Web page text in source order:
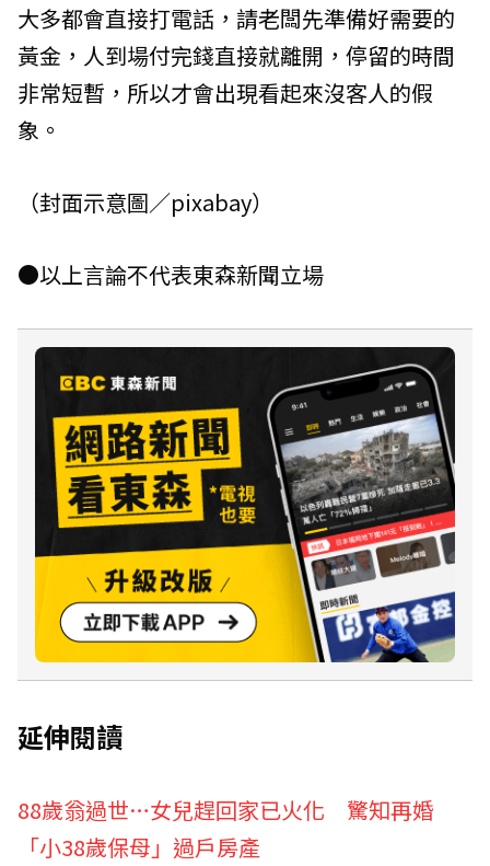
大多都會直接打電話，請老闆先準備好需要的
黃金，人到場付完錢直接就離開，停留的時間
非常短暫，所以才會出現看起來沒客人的假
象。
（封面示意圖／pixabay）
●以上言論不代表東森新聞立場
延伸閱讀
88歲翁過世…女兒趕回家已火化 驚知再婚
「小38歲保母」過戶房產